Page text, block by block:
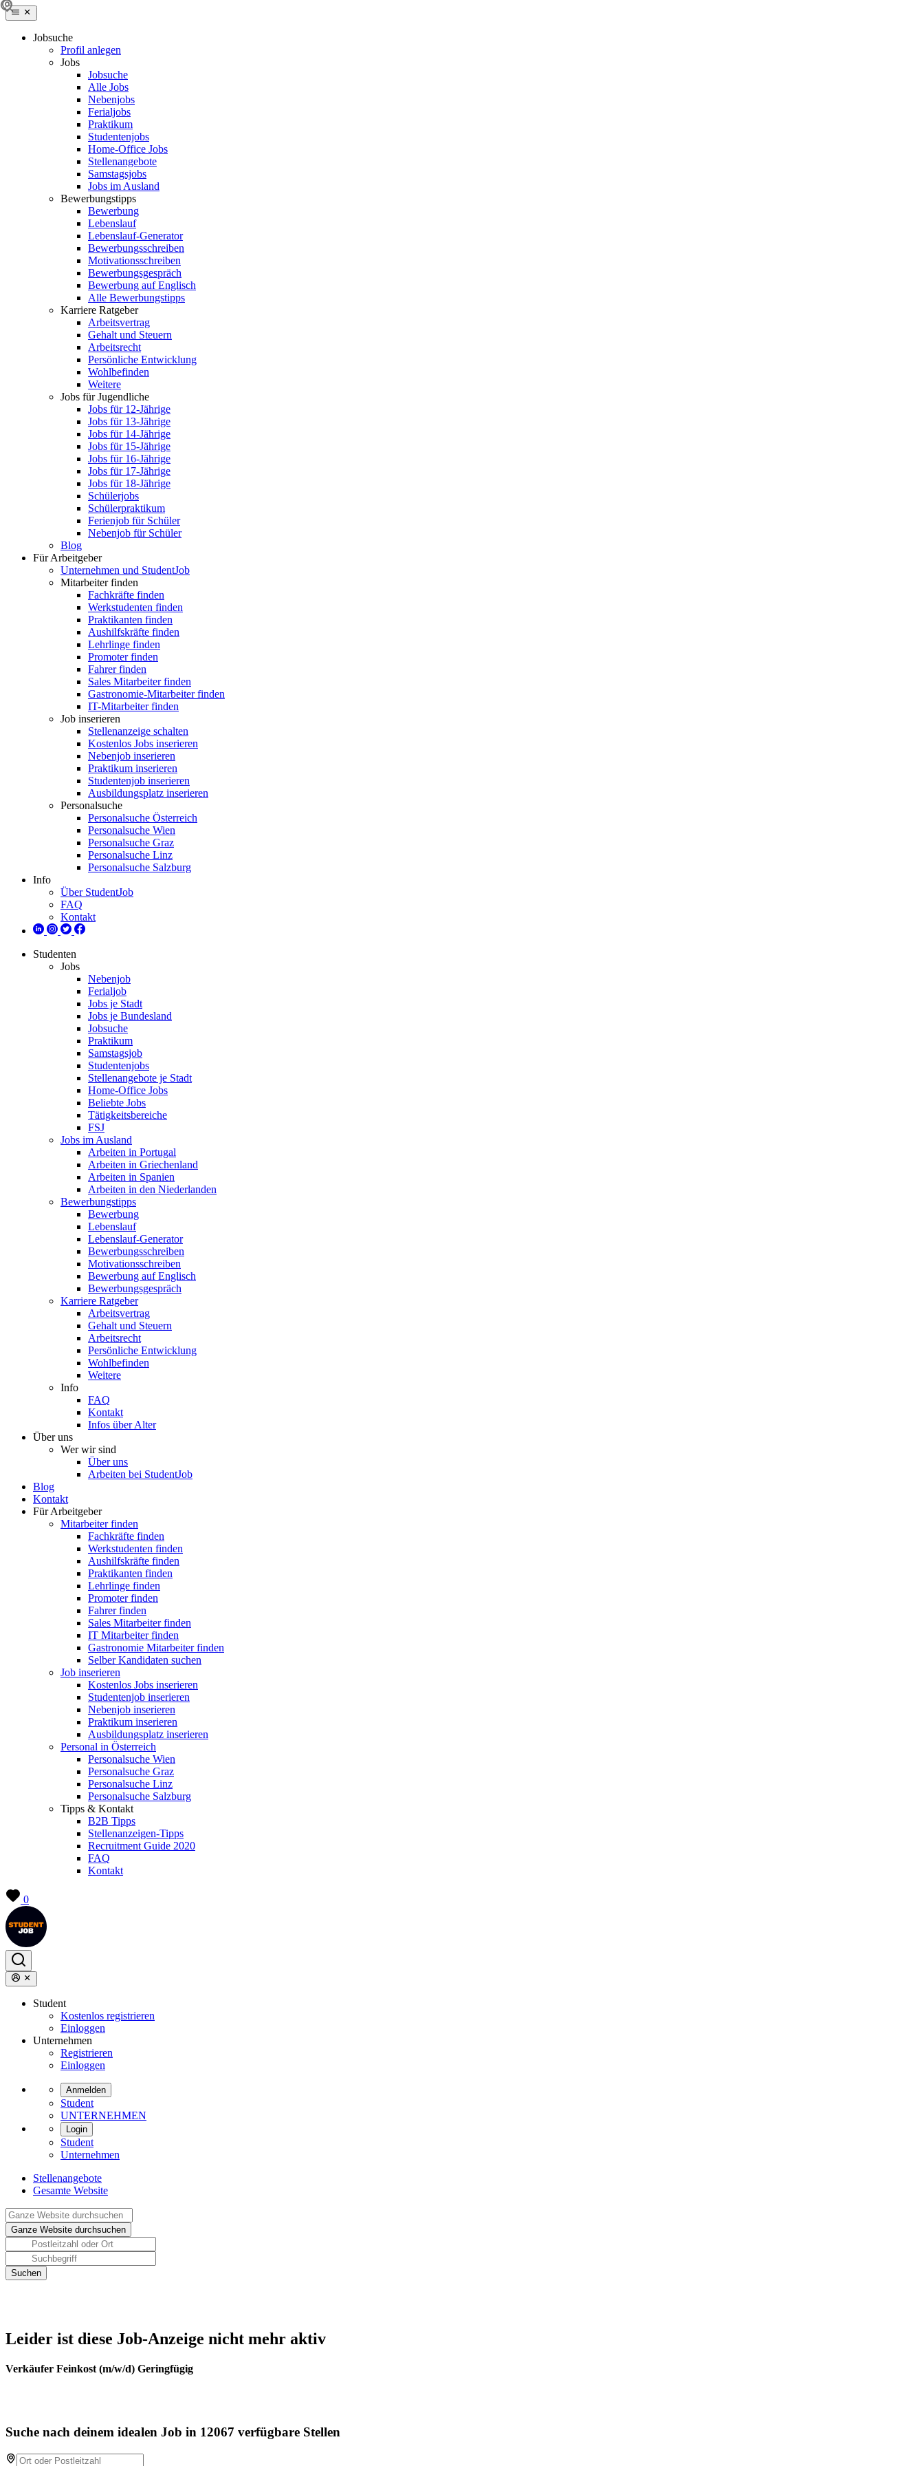
Jobsuche
Profil anlegen
Jobs
Jobsuche
Alle Jobs
Nebenjobs
Ferialjobs
Praktikum
Studentenjobs
Home-Office Jobs
Stellenangebote
Samstagsjobs
Jobs im Ausland
Bewerbungstipps
Bewerbung
Lebenslauf
Lebenslauf-Generator
Bewerbungsschreiben
Motivationsschreiben
Bewerbungsgespräch
Bewerbung auf Englisch
Alle Bewerbungstipps
Karriere Ratgeber
Arbeitsvertrag
Gehalt und Steuern
Arbeitsrecht
Persönliche Entwicklung
Wohlbefinden
Weitere
Jobs für Jugendliche
Jobs für 12-Jährige
Jobs für 13-Jährige
Jobs für 14-Jährige
Jobs für 15-Jährige
Jobs für 16-Jährige
Jobs für 17-Jährige
Jobs für 18-Jährige
Schülerjobs
Schülerpraktikum
Ferienjob für Schüler
Nebenjob für Schüler
Blog
Für Arbeitgeber
Unternehmen und StudentJob
Mitarbeiter finden
Fachkräfte finden
Werkstudenten finden
Praktikanten finden
Aushilfskräfte finden
Lehrlinge finden
Promoter finden
Fahrer finden
Sales Mitarbeiter finden
Gastronomie-Mitarbeiter finden
IT-Mitarbeiter finden
Job inserieren
Stellenanzeige schalten
Kostenlos Jobs inserieren
Nebenjob inserieren
Praktikum inserieren
Studentenjob inserieren
Ausbildungsplatz inserieren
Personalsuche
Personalsuche Österreich
Personalsuche Wien
Personalsuche Graz
Personalsuche Linz
Personalsuche Salzburg
Info
Über StudentJob
FAQ
Kontakt
Studenten
Jobs
Nebenjob
Ferialjob
Jobs je Stadt
Jobs je Bundesland
Jobsuche
Praktikum
Samstagsjob
Studentenjobs
Stellenangebote je Stadt
Home-Office Jobs
Beliebte Jobs
Tätigkeitsbereiche
FSJ
Jobs im Ausland
Arbeiten in Portugal
Arbeiten in Griechenland
Arbeiten in Spanien
Arbeiten in den Niederlanden
Bewerbungstipps
Bewerbung
Lebenslauf
Lebenslauf-Generator
Bewerbungsschreiben
Motivationsschreiben
Bewerbung auf Englisch
Bewerbungsgespräch
Karriere Ratgeber
Arbeitsvertrag
Gehalt und Steuern
Arbeitsrecht
Persönliche Entwicklung
Wohlbefinden
Weitere
Info
FAQ
Kontakt
Infos über Alter
Über uns
Wer wir sind
Über uns
Arbeiten bei StudentJob
Blog
Kontakt
Für Arbeitgeber
Mitarbeiter finden
Fachkräfte finden
Werkstudenten finden
Aushilfskräfte finden
Praktikanten finden
Lehrlinge finden
Promoter finden
Fahrer finden
Sales Mitarbeiter finden
IT Mitarbeiter finden
Gastronomie Mitarbeiter finden
Selber Kandidaten suchen
Job inserieren
Kostenlos Jobs inserieren
Studentenjob inserieren
Nebenjob inserieren
Praktikum inserieren
Ausbildungsplatz inserieren
Personal in Österreich
Personalsuche Wien
Personalsuche Graz
Personalsuche Linz
Personalsuche Salzburg
Tipps & Kontakt
B2B Tipps
Stellenanzeigen-Tipps
Recruitment Guide 2020
FAQ
Kontakt
0
Student
Kostenlos registrieren
Einloggen
Unternehmen
Registrieren
Einloggen
Anmelden
Student
UNTERNEHMEN
Login
Student
Unternehmen
Stellenangebote
Gesamte Website
Leider ist diese Job-Anzeige nicht mehr aktiv
Verkäufer Feinkost (m/w/d) Geringfügig
Suche nach deinem idealen Job in 12067 verfügbare Stellen